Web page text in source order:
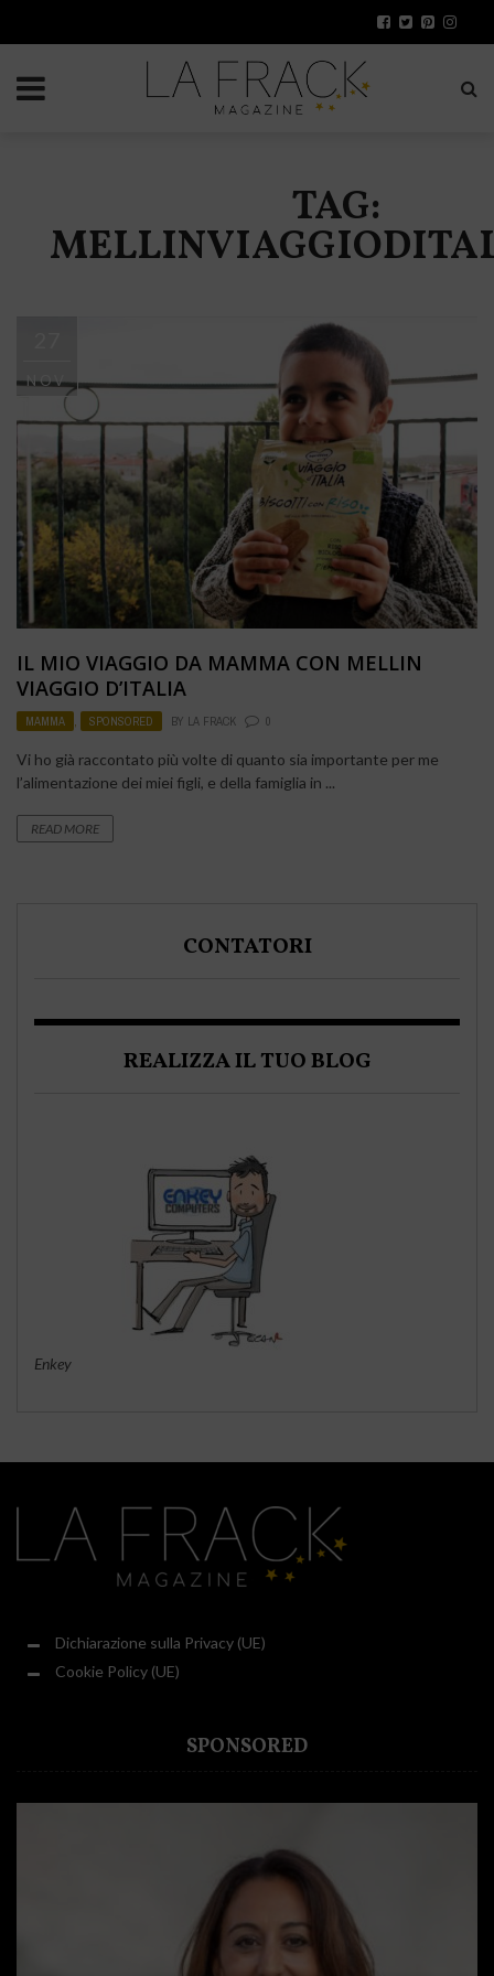
TAG:
NOV
IL MIO VIAGGIO DA MAMMA CON MELLIN
VIAGGIO D’ITALIA
MAMMA , SPONSORED BY LA FRACK 0
Vi ho già raccontato più volte di quanto sia importante per me
l’alimentazione dei miei figli, e della famiglia in ...
READ MORE
CONTATORI
REALIZZA IL TUO BLOG
Enkey
Dichiarazione sulla Privacy (UE)
Cookie Policy (UE)
SPONSORED